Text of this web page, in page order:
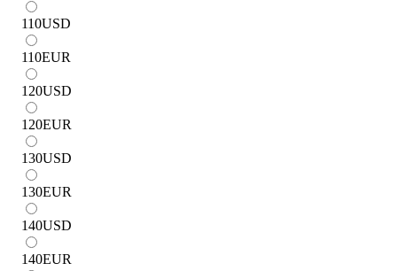
110USD
110EUR
120USD
120EUR
130USD
130EUR
140USD
140EUR